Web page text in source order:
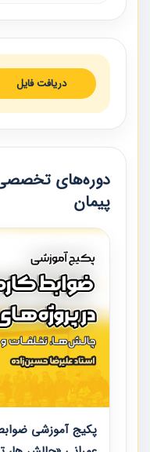
دریافت فایل
دوره‌های
پیمان
پکیج آموزشی